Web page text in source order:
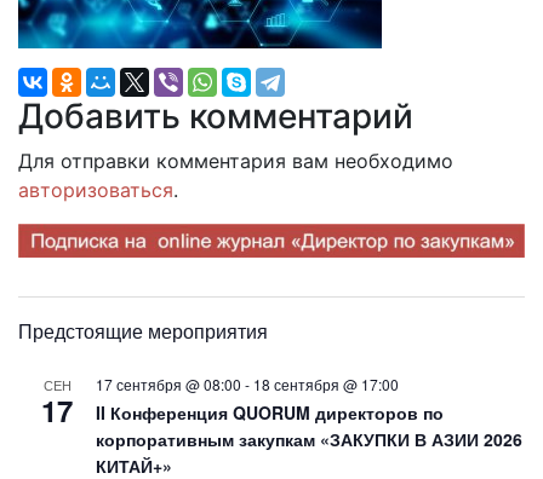
Добавить комментарий
Для отправки комментария вам необходимо
авторизоваться.
Предстоящие мероприятия
СЕН
17
17 сентября @ 08:00 - 18 сентября @ 17:00
II Конференция QUORUM директоров по
корпоративным закупкам «ЗАКУПКИ В АЗИИ 2026
КИТАЙ+»